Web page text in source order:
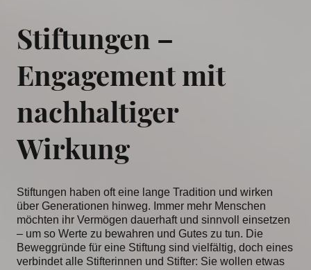
Stiftungen –
Engagement mit
nachhaltiger
Wirkung
Stiftungen haben oft eine lange Tradition und wirken
über Generationen hinweg. Immer mehr Menschen
möchten ihr Vermögen dauerhaft und sinnvoll einsetzen
– um so Werte zu bewahren und Gutes zu tun. Die
Beweggründe für eine Stiftung sind vielfältig, doch eines
verbindet alle Stifterinnen und Stifter: Sie wollen etwas